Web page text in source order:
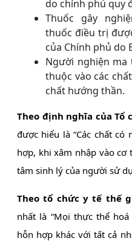
do chính phủ quy
Thuốc gây
thuốc điều trị
của Chính phủ do
Người nghiện
thuộc vào các
chất hướng thần.
Theo định nghĩa của Tổ
được hiểu là “Các chất
hợp, khi xâm nhập vào cơ
tâm sinh lý của người sử
Theo tổ chức y tế thế
nhất là “Mọi thực thể
hỗn hợp khác với tất cả